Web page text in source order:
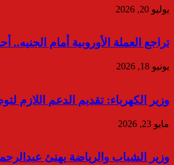
يوليو 20, 2026
تراجع العملة الأوروبية أمام
يونيو 18, 2026
وزير الكهرباء: تقديم الدعم اللازم
مايو 23, 2026
وزير الشباب والرياضة يهنئ